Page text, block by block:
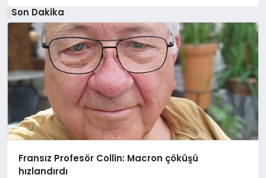
Son Dakika
Fransız Profesör Collin: Macron çöküşü
hızlandırdı